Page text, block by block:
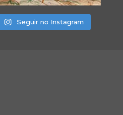
Seguir no Instagram